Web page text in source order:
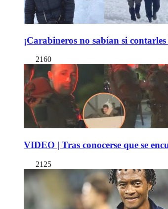
¡Carabineros no sabían si
2160
VIDEO | Tras conocerse que se
2125